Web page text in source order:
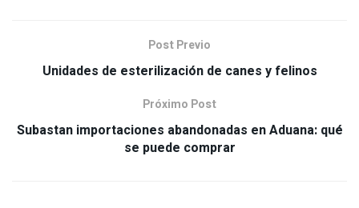
Post Previo
Unidades de esterilización de canes y felinos
Próximo Post
Subastan importaciones abandonadas en Aduana: qué
se puede comprar